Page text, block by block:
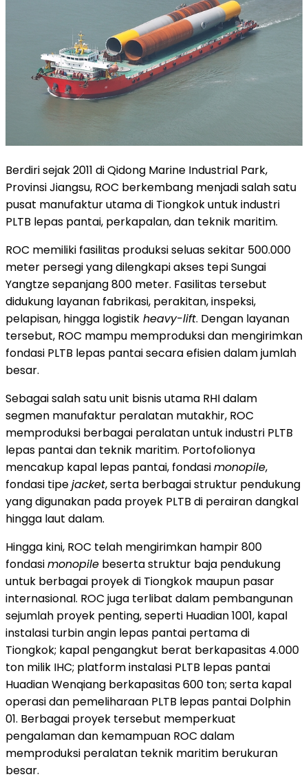
Berdiri sejak 2011 di Qidong Marine Industrial Park,
Provinsi Jiangsu, ROC berkembang menjadi salah satu
pusat manufaktur utama di Tiongkok untuk industri
PLTB lepas pantai, perkapalan, dan teknik maritim.
ROC memiliki fasilitas produksi seluas sekitar 500.000
meter persegi yang dilengkapi akses tepi Sungai
Yangtze sepanjang 800 meter. Fasilitas tersebut
didukung layanan fabrikasi, perakitan, inspeksi,
pelapisan, hingga logistik heavy-lift. Dengan layanan
tersebut, ROC mampu memproduksi dan mengirimkan
fondasi PLTB lepas pantai secara efisien dalam jumlah
besar.
Sebagai salah satu unit bisnis utama RHI dalam
segmen manufaktur peralatan mutakhir, ROC
memproduksi berbagai peralatan untuk industri PLTB
lepas pantai dan teknik maritim. Portofolionya
mencakup kapal lepas pantai, fondasimonopile,
fondasi tipejacket, serta berbagai struktur pendukung
yang digunakan pada proyek PLTB di perairan dangkal
hingga laut dalam.
Hingga kini, ROC telah mengirimkan hampir 800
fondasimonopile beserta struktur baja pendukung
untuk berbagai proyek di Tiongkok maupun pasar
internasional. ROC juga terlibat dalam pembangunan
sejumlah proyek penting, seperti Huadian 1001, kapal
instalasi turbin angin lepas pantai pertama di
Tiongkok; kapal pengangkut berat berkapasitas 4.000
ton milik IHC; platform instalasi PLTB lepas pantai
Huadian Wenqiang berkapasitas 600 ton; serta kapal
operasi dan pemeliharaan PLTB lepas pantai Dolphin
01. Berbagai proyek tersebut memperkuat
pengalaman dan kemampuan ROC dalam
memproduksi peralatan teknik maritim berukuran
besar.